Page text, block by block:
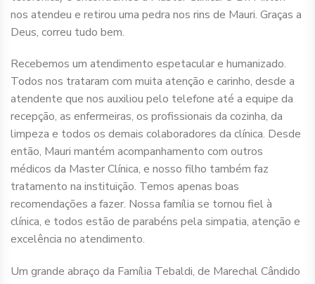
nos atendeu e retirou uma pedra nos rins de Mauri. Graças a
Deus, correu tudo bem.
Recebemos um atendimento espetacular e humanizado.
Todos nos trataram com muita atenção e carinho, desde a
atendente que nos auxiliou pelo telefone até a equipe da
recepção, as enfermeiras, os profissionais da cozinha, da
limpeza e todos os demais colaboradores da clínica. Desde
então, Mauri mantém acompanhamento com outros
médicos da Master Clínica, e nosso filho também faz
tratamento na instituição. Temos apenas boas
recomendações a fazer. Nossa família se tornou fiel à
clínica, e todos estão de parabéns pela simpatia, atenção e
excelência no atendimento.
Um grande abraço da Família Tebaldi, de Marechal Cândido